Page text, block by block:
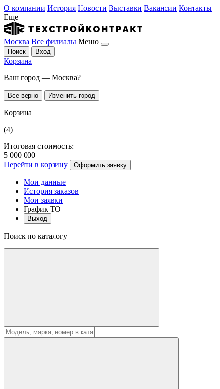
О компании История Новости Выставки Вакансии Контакты
Еще
Москва Все филиалы Меню
Поиск Вход
Корзина
Ваш город — Москва?
Все верно Изменить город
Корзина
(4)
Итоговая стоимость:
5 000 000
Перейти в корзину
Оформить заявку
Мои данные
История заказов
Мои заявки
График ТО
Выход
Поиск по каталогу